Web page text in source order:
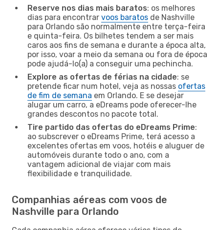
Reserve nos dias mais baratos: os melhores
dias para encontrar voos baratos de Nashville
para Orlando são normalmente entre terça-feira
e quinta-feira. Os bilhetes tendem a ser mais
caros aos fins de semana e durante a época alta,
por isso, voar a meio da semana ou fora de época
pode ajudá-lo(a) a conseguir uma pechincha.
Explore as ofertas de férias na cidade: se
pretende ficar num hotel, veja as nossas ofertas
de fim de semana em Orlando. E se desejar
alugar um carro, a eDreams pode oferecer-lhe
grandes descontos no pacote total.
Tire partido das ofertas do eDreams Prime:
ao subscrever o eDreams Prime, terá acesso a
excelentes ofertas em voos, hotéis e aluguer de
automóveis durante todo o ano, com a
vantagem adicional de viajar com mais
flexibilidade e tranquilidade.
Companhias aéreas com voos de
Nashville para Orlando